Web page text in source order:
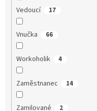
Vedoucí 17
Vnučka 66
Workoholik 4
Zaměstnanec 14
Zamilované 2